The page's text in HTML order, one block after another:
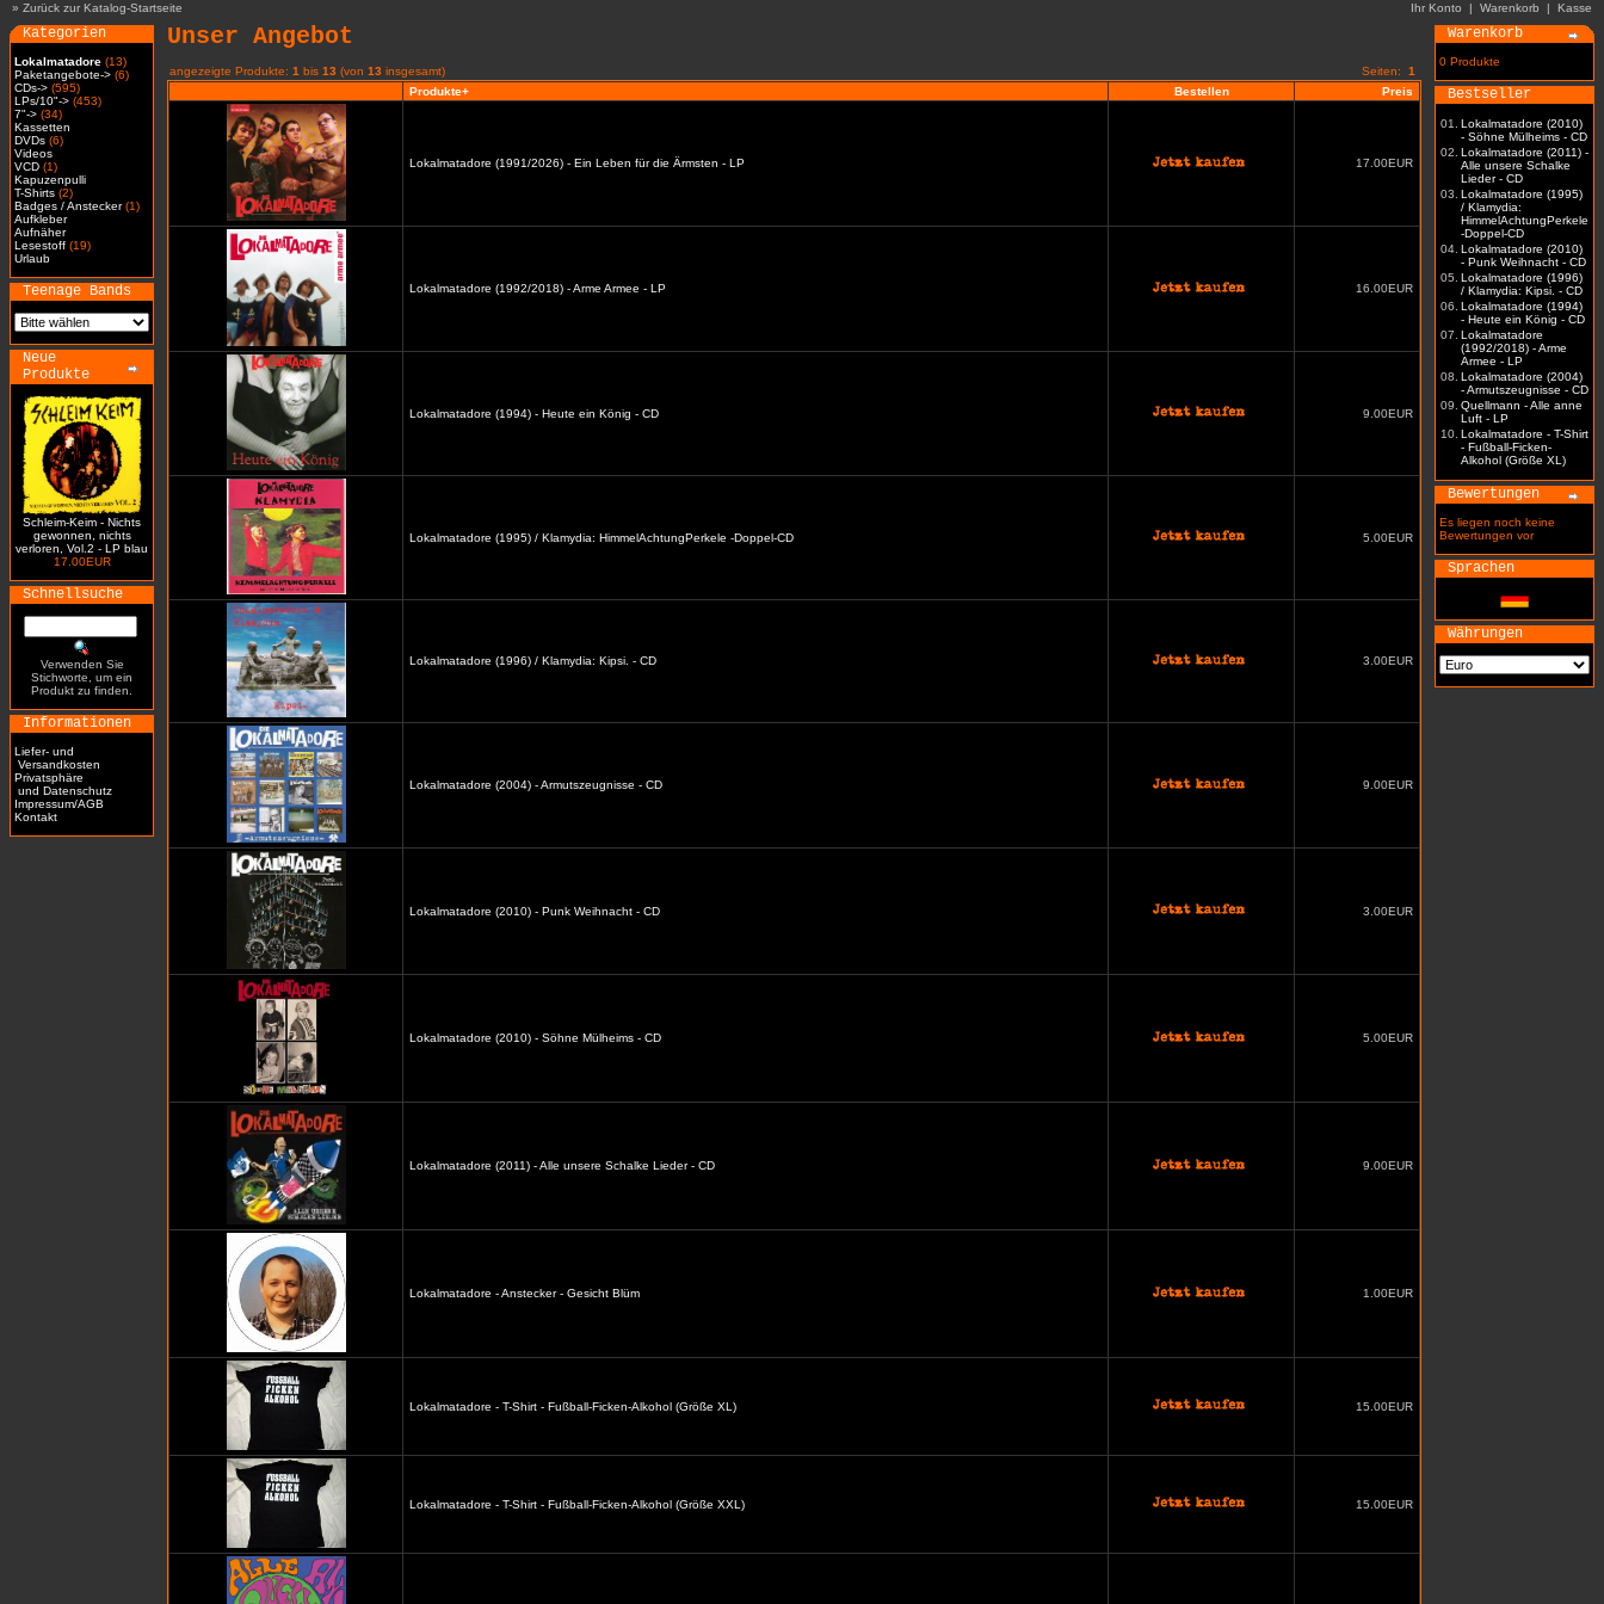
» Zurück zur Katalog-Startseite Ihr Konto | Warenkorb | Kasse
Kategorien
Lokalmatadore (13)
Paketangebote-> (6)
CDs-> (595)
LPs/10"-> (453)
7"-> (34)
Kassetten
DVDs (6)
Videos
VCD (1)
Kapuzenpulli
T-Shirts (2)
Badges / Anstecker(1)
Aufkleber
Aufnäher
Lesestoff (19)
Urlaub
Teenage Bands
Neue
Produkte
Schleim-Keim - Nichts
gewonnen, nichts
verloren, Vol.2 - LP blau
17.00EUR
Schnellsuche
Verwenden Sie
Stichworte, um ein
Produkt zu finden.
Informationen
Liefer- und
Versandkosten
Privatsphäre
und Datenschutz
Impressum/AGB
Kontakt
Unser Angebot
angezeigte Produkte: 1 bis 13 (von 13 insgesamt) Seiten: 1
Produkte+
Bestellen Preis
Lokalmatadore (1991/2026) - Ein Leben für die Ärmsten - LP 17.00EUR
Lokalmatadore (1992/2018) - Arme Armee - LP 16.00EUR
Lokalmatadore (1994) - Heute ein König - CD 9.00EUR
Lokalmatadore (1995) / Klamydia: HimmelAchtungPerkele -Doppel-CD 5.00EUR
Lokalmatadore (1996) / Klamydia: Kipsi. - CD 3.00EUR
Lokalmatadore (2004) - Armutszeugnisse - CD 9.00EUR
Lokalmatadore (2010) - Punk Weihnacht - CD 3.00EUR
Lokalmatadore (2010) - Söhne Mülheims - CD 5.00EUR
Lokalmatadore (2011) - Alle unsere Schalke Lieder - CD 9.00EUR
Lokalmatadore - Anstecker - Gesicht Blüm 1.00EUR
Lokalmatadore - T-Shirt - Fußball-Ficken-Alkohol (Größe XL) 15.00EUR
Lokalmatadore - T-Shirt - Fußball-Ficken-Alkohol (Größe XXL) 15.00EUR
Warenkorb
0 Produkte
Bestseller
01.
Lokalmatadore (2010)
- Söhne Mülheims - CD
02. Lokalmatadore (2011) -
Alle unsere Schalke
Lieder - CD
03. Lokalmatadore (1995)
/ Klamydia:
HimmelAchtungPerkele
-Doppel-CD
04. Lokalmatadore (2010)
- Punk Weihnacht - CD
05. Lokalmatadore (1996)
/ Klamydia: Kipsi. - CD
06. Lokalmatadore (1994)
- Heute ein König - CD
07. Lokalmatadore
(1992/2018) - Arme
Armee - LP
08. Lokalmatadore (2004)
- Armutszeugnisse - CD
09. Quellmann - Alle anne
Luft - LP
10. Lokalmatadore - T-Shirt
- Fußball-Ficken-
Alkohol (Größe XL)
Bewertungen
Es liegen noch keine
Bewertungen vor
Sprachen
Währungen